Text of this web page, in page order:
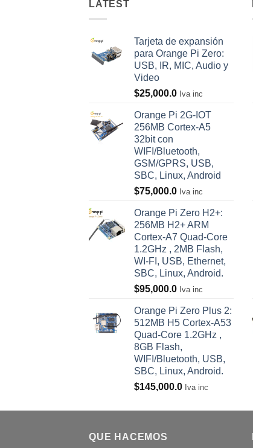
LATEST
Tarjeta de expansión
para Orange Pi Zero:
USB, IR, MIC, Audio y
Video
$25,000.0 Iva inc
Orange Pi 2G-IOT
256MB Cortex-A5
32bit con
WIFI/Bluetooth,
GSM/GPRS, USB,
SBC, Linux, Android
$75,000.0 Iva inc
Orange Pi Zero H2+:
256MB H2+ ARM
Cortex-A7 Quad-Core
1.2GHz , 2MB Flash,
WI-FI, USB, Ethernet,
SBC, Linux, Android.
$95,000.0 Iva inc
Orange Pi Zero Plus 2:
512MB H5 Cortex-A53
Quad-Core 1.2GHz ,
8GB Flash,
WIFI/Bluetooth, USB,
SBC, Linux, Android.
$145,000.0 Iva inc
QUE HACEMOS